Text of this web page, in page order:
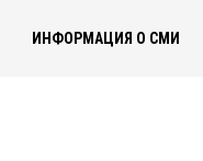
ИНФОРМАЦИЯ О СМИ